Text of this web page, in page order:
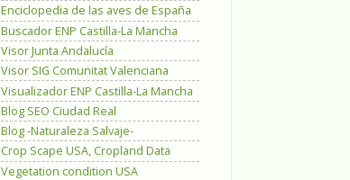
Enciclopedia de las aves de España
Buscador ENP Castilla-La Mancha
Visor Junta Andalucía
Visor SIG Comunitat Valenciana
Visualizador ENP Castilla-La Mancha
Blog SEO Ciudad Real
Blog -Naturaleza Salvaje-
Crop Scape USA, Cropland Data
Vegetation condition USA